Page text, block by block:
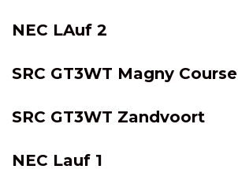
NEC LAuf 2
SRC GT3WT Magny Course
SRC GT3WT Zandvoort
NEC Lauf 1